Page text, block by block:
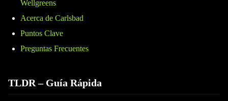
Wellgreens
Acerca de Carlsbad
Puntos Clave
Preguntas Frecuentes
TLDR – Guía Rápida